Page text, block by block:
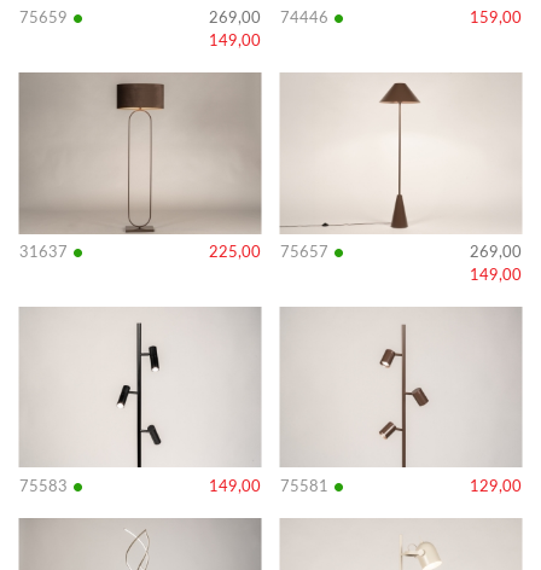
75659 •
269,00
149,00
74446 • 159,00
31637 • 225,00 75657 •
269,00
149,00
75583 • 149,00
Bekijk
75581 • 129,00
Bekijk
Bekijk
Bekijk